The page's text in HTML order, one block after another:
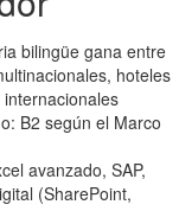
bilingüe gana entre
hoteles
B2 según el Marco
avanzado, SAP,
(SharePoint,